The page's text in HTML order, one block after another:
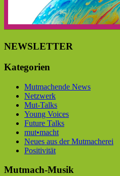
NEWSLETTER
Kategorien
Mutmachende News
Netzwerk
Mut-Talks
Young Voices
Future Talks
mut•macht
Neues aus der Mutmacherei
Positivität
Mutmach-Musik